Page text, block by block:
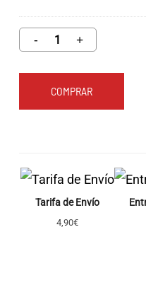
COMPRAR
Tarifa de Envío
4,90€